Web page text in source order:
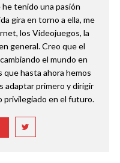
tenido una pasión
gira en torno a ella, me
los Videojuegos, la
general. Creo que el
el mundo en
que hasta ahora hemos
adaptar primero y dirigir
privilegiado en el futuro.